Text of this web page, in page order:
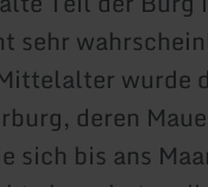
sehr
wurde
deren
sich bis ans